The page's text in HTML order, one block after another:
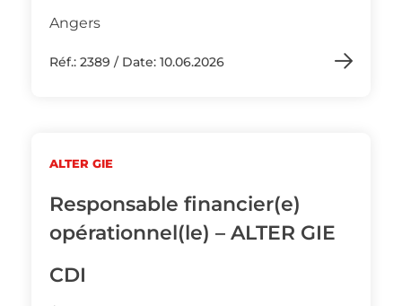
Angers
Réf.: 2389 / Date: 10.06.2026
ALTER GIE
Responsable financier(e)
opérationnel(le) – ALTER GIE
CDI